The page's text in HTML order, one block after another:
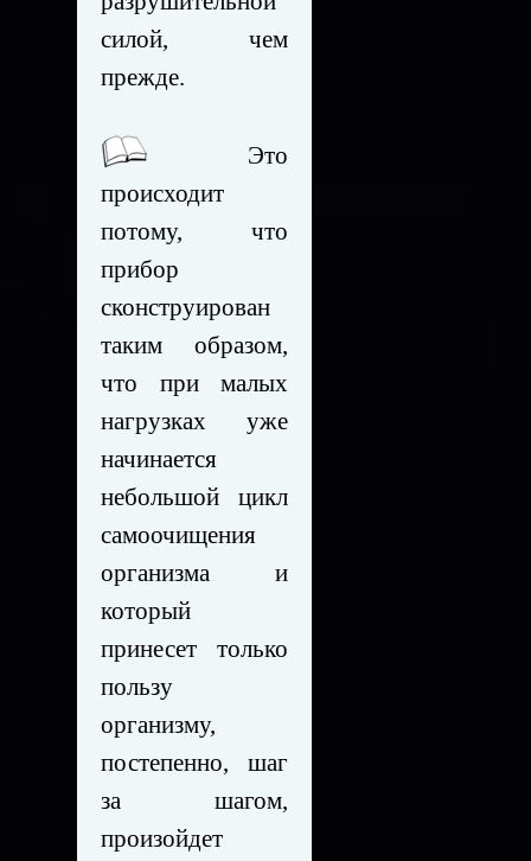
силой, чем
прежде.
Это
происходит
потому, что
прибор
сконструирован
таким образом,
что при малых
нагрузках уже
начинается
небольшой цикл
самоочищения
организма и
который
принесет только
пользу
организму,
постепенно, шаг
за шагом,
произойдет